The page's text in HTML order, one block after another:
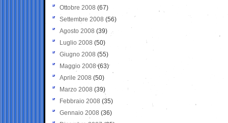
Ottobre 2008 (67)
Settembre 2008 (56)
Agosto 2008 (39)
Luglio 2008 (50)
Giugno 2008 (55)
Maggio 2008(63)
Aprile 2008 (50)
Marzo 2008 (39)
Febbraio 2008 (35)
Gennaio 2008 (36)